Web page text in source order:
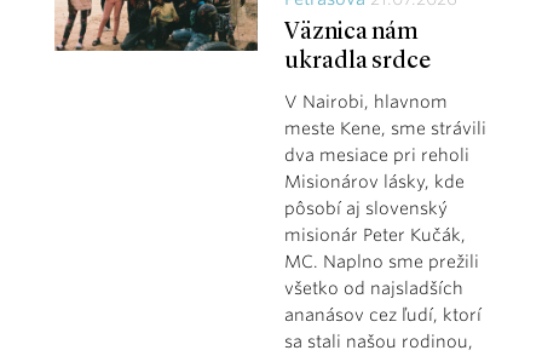
Väznica nám
ukradla srdce
V Nairobi, hlavnom
meste Kene, sme strávili
dva mesiace pri reholi
Misionárov lásky, kde
pôsobí aj slovenský
misionár Peter Kučák,
MC. Naplno sme prežili
všetko od najsladších
ananásov cez ľudí, ktorí
sa stali našou rodinou,